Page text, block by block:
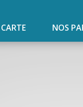
CARTE NOS